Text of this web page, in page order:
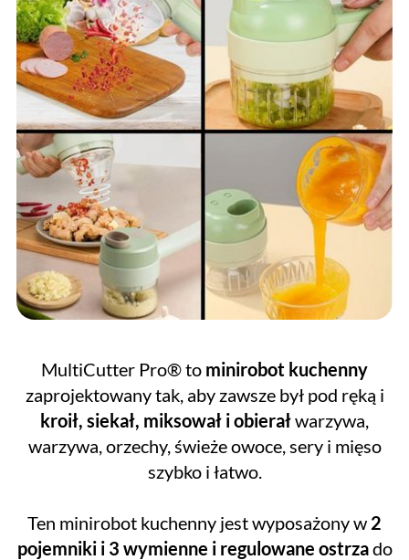
MultiCutter Pro® to minirobot kuchenny
zaprojektowany tak, aby zawsze był pod ręką i
kroił, siekał, miksował i obierałwarzywa,
warzywa, orzechy, świeże owoce, sery i mięso
szybko i łatwo.
Ten minirobot kuchenny jest wyposażony w 2
pojemniki i 3 wymienne i regulowane ostrzado